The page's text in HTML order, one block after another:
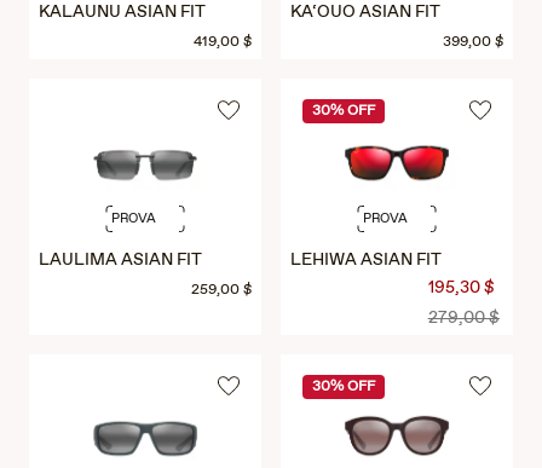
KALAUNU ASIAN FIT
419,00 $
KA‘OUO ASIAN FIT
399,00 $
LAULIMA ASIAN FIT
259,00 $
PROVA
30% OFF
LEHIWA ASIAN FIT
279,00 $
195,30 $
PROVA
30% OFF